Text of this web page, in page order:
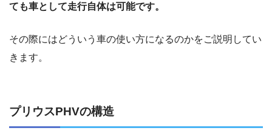
ても車として走行自体は可能です。
その際にはどういう車の使い方になるのかをご説明してい
きます。
プリウスPHVの構造